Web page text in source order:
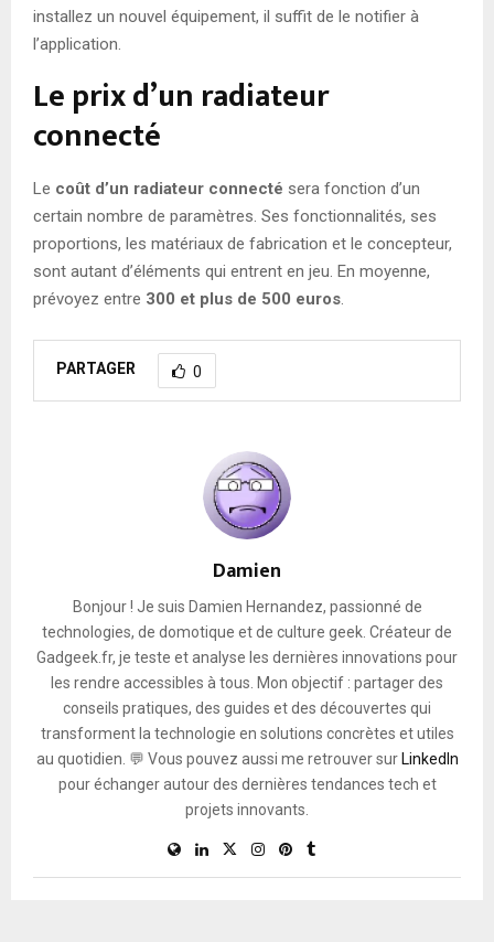
installez un nouvel équipement, il suffit de le notifier à
l’application.
Le prix d’un radiateur
connecté
Le coût d’un radiateur connecté sera fonction d’un
certain nombre de paramètres. Ses fonctionnalités, ses
proportions, les matériaux de fabrication et le concepteur,
sont autant d’éléments qui entrent en jeu. En moyenne,
prévoyez entre 300 et plus de 500 euros.
PARTAGER 0
Damien
Bonjour ! Je suis Damien Hernandez, passionné de
technologies, de domotique et de culture geek. Créateur de
Gadgeek.fr, je teste et analyse les dernières innovations pour
les rendre accessibles à tous. Mon objectif : partager des
conseils pratiques, des guides et des découvertes qui
transforment la technologie en solutions concrètes et utiles
au quotidien. 💬 Vous pouvez aussi me retrouver sur LinkedIn
pour échanger autour des dernières tendances tech et
projets innovants.